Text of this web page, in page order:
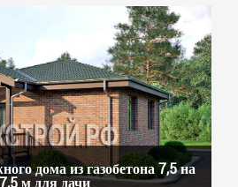
дома из газобетона 7,5 на
м для дачи